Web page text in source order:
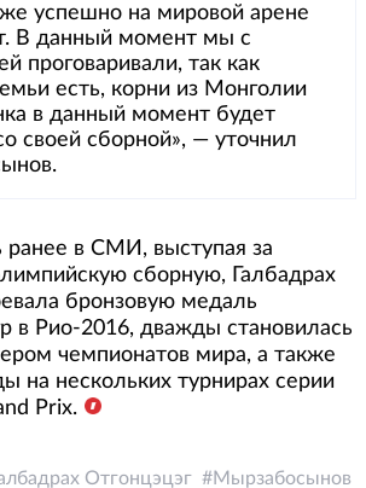
успешно на мировой арене
В данный момент мы с
проговаривали, так как
есть, корни из Монголии
в данный момент будет
своей сборной», — уточнил
ранее в СМИ, выступая за
сборную, Галбадрах
бронзовую медаль
в Рио-2016, дважды становилась
чемпионатов мира, а также
на нескольких турнирах серии
Prix.
Отгонцэцэг Мырзабосынов